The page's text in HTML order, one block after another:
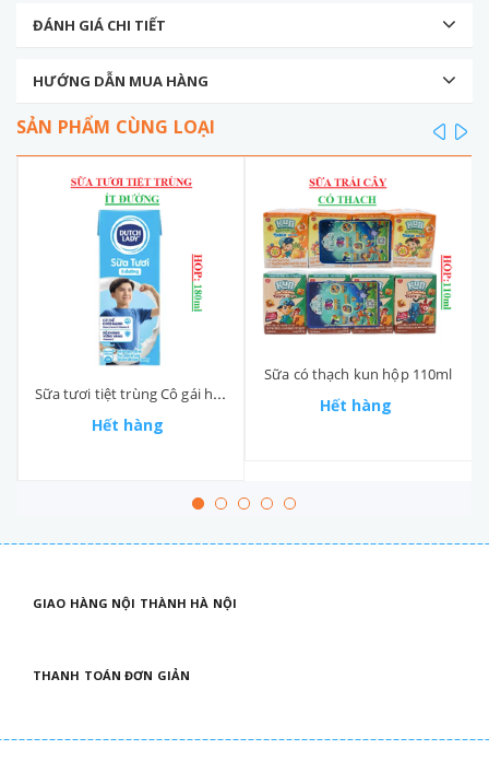
ĐÁNH GIÁ CHI TIẾT
HƯỚNG DẪN MUA HÀNG
SẢN PHẨM CÙNG LOẠI
Sữa tươi tiệt trùng Cô gái hà lan duch lady hộp 180ml
Hết hàng
Sữa có thạch kun hộp 110ml
Hết hàng
prev
GIAO HÀNG NỘI THÀNH HÀ NỘI
THANH TOÁN ĐƠN GIẢN